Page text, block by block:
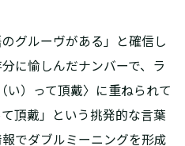
グルーヴがある」と確信し
に愉しんだナンバーで、ラ
い）って頂戴〉に重ねられて
頂戴」という挑発的な言葉
でダブルミーニングを形成